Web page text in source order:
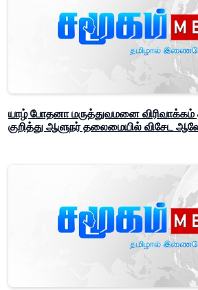
யாழ் போதனா மருத்துவமனை விரிவாக்கம்
குறித்து ஆளுநர் தலைமையில் விசேட